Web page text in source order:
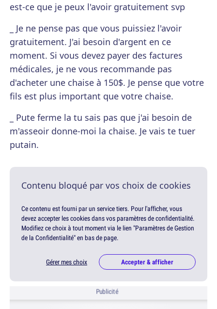
est-ce que je peux l'avoir gratuitement svp
_ Je ne pense pas que vous puissiez l'avoir
gratuitement. J'ai besoin d'argent en ce
moment. Si vous devez payer des factures
médicales, je ne vous recommande pas
d'acheter une chaise à 150$. Je pense que votre
fils est plus important que votre chaise.
_ Pute ferme la tu sais pas que j'ai besoin de
m'asseoir donne-moi la chaise. Je vais te tuer
putain.
Contenu bloqué par vos choix de cookies
Ce contenu est fourni par un service tiers. Pour l'afficher, vous
devez accepter les cookies dans vos paramètres de confidentialité.
Modifiez ce choix à tout moment via le lien "Paramètres de Gestion
de la Confidentialité" en bas de page.
Gérer mes choix Accepter & afficher
Publicité